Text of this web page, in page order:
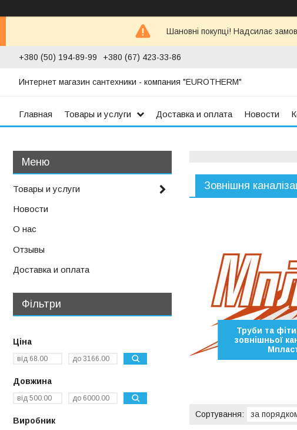
Шановні покупці! Надсилає
+380 (50) 194-89-99 +380 (67) 423-33-86
Интернет магазин сантехники - компания "EUROTHERM"
Главная Товары и услуги Доставка и оплата Новости
Зовнішня
Труби та
зовнішньої
Товары и услуги
Новости
О нас
Отзывы
Доставка и оплата
Фільтри
Ціна
Довжина
Виробник